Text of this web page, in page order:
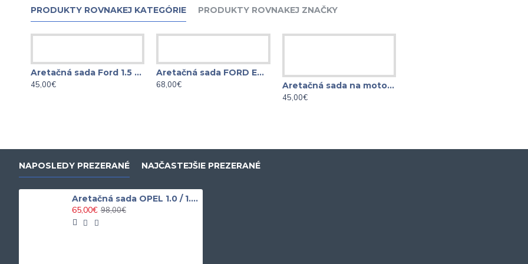
PRODUKTY ROVNAKEJ KATEGÓRIE PRODUKTY ROVNAKEJ ZNAČKY
Aretačná sada Ford 1.5 Durate
45,00€
Aretačná sada FORD ECOBOOST 1.0L
68,00€
Aretačná sada na motory AUDI 2.5 RS3, Q3, TT
45,00€
NAPOSLEDY PREZERANÉ NAJČASTEJŠIE PREZERANÉ
Aretačná sada OPEL 1.0 / 1.4 / 1.5 benzínové motory reťaz
65,00€ 98,00€